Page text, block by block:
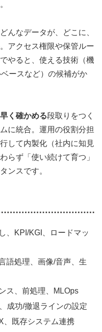
んなデータが、どこに、
アクセス権限や保管ルー
やると、使える技術（機
ースなど）の候補がか
く確かめる段取りをつく
に統合。運用の役割分担
して内製化（社内に知見
らず「使い続けて育つ」
ンスです。
、KPI/KGI、ロードマッ
語処理、画像/音声、生
ス、前処理、MLOps
成功/撤退ラインの設定
、既存システム連携